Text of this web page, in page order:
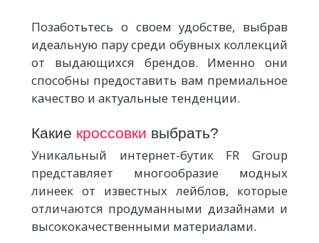
Позаботьтесь о своем удобстве, выбрав
идеальную пару среди обувных коллекций
от выдающихся брендов. Именно они
способны предоставить вам премиальное
качество и актуальные тенденции.
Какие кроссовки выбрать?
Уникальный интернет-бутик FR Group
представляет многообразие модных
линеек от известных лейблов, которые
отличаются продуманными дизайнами и
высококачественными материалами.